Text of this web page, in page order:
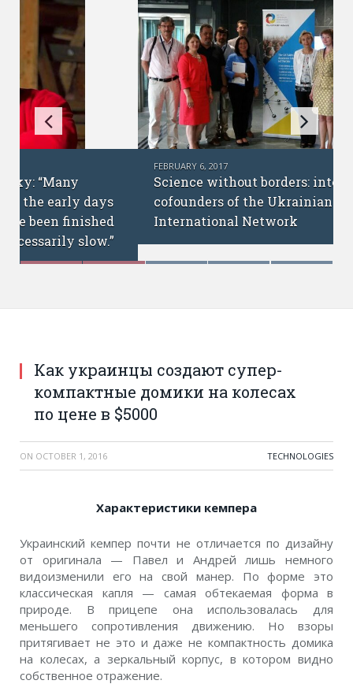
Science without borders: interview with
cofounders of the Ukrainian Academic
International Network
Как украинцы создают супер-
компактные домики на колесах
по цене в $5000
ON OCTOBER 1, 2016 TECHNOLOGIES
Характеристики кемпера
Украинский кемпер почти не отличается по дизайну
от оригинала — Павел и Андрей лишь немного
видоизменили его на свой манер. По форме это
классическая капля — самая обтекаемая форма в
природе. В прицепе она использовалась для
меньшего сопротивления движению. Но взоры
притягивает не это и даже не компактность домика
на колесах, а зеркальный корпус, в котором видно
собственное отражение.